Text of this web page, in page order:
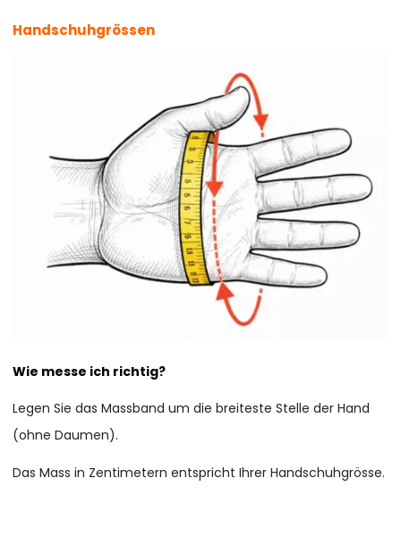
Handschuhgrössen
Wie messe ich richtig?
Legen Sie das Massband um die breiteste Stelle der Hand
(ohne Daumen).
Das Mass in Zentimetern entspricht Ihrer Handschuhgrösse.